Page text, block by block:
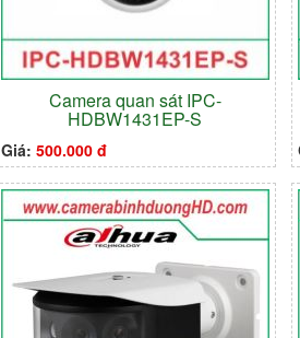
Camera quan sát IPC-
HDBW1431EP-S
Giá: 500.000 đ